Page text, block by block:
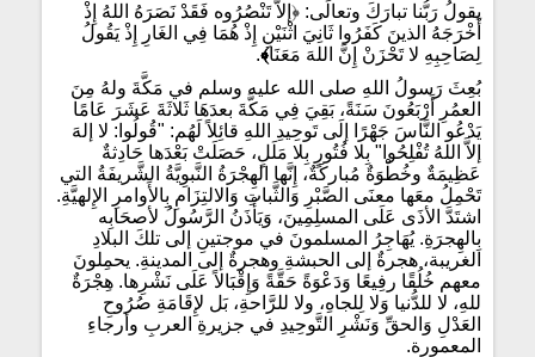
يقولُ رَبُّنا تبارَكَ وتعالَى: ﴿إلاَّ تَنْصُرُوه فَقَدْ نَصَرَهُ اللهُ إِذْ
أَخْرَجَهُ الذينَ كَفَرُوا ثَانِيَ اثْنَيْنِ إِذْ هُمَا فِي الغَارِ إِذْ يَقُولُ
لِصَاحِبِهِ لا تَحْزَنْ إِنَّ اللهَ مَعَنَا﴾.
بُعِثَ رَسولُ اللهِ صلى الله عليه وسلم في مَكَّةَ ولهُ مِنَ
العمُرِ أَرْبَعُونَ سَنَةً، بَقِيَ فِي مَكَّةَ بعدَهَا ثَلاثَةَ عَشَرَ عَامًا
يَدْعُو النَّاسَ جَهْرًا إلَى تَوحِيدِ اللهِ قائِلاً لَهُم: "قُولُوا: لا إلهَ
إلاَّ اللهُ تُفْلِحُوا" بِلا فُتُورٍ بِلا مَلَلٍ، حَصَلَتْ بَعْدَها حَادِثةٌ
عَظِيمَةٌ وخُطْوَةٌ مُباركَةٌ، إِنَّها الهِجْرَةُ النَّبوِيَّةُ الشَّريفَةُ التي
تَحْمِلُ معَها معنَى الصَّبْرِ وَالثَّباتِ وَالالتِزَامِ بِالأَوامرِ الإِلهيَّةِ.
اشتَدَّ الأذَى عَلَى المسلِمِينَ، وَيَأْذَنُ الرَّسُولُ لأصحَابِه
بِالهِجرَةِ. يُهَاجِرُ المسلمونَ في موجتينِ إلى تلكَ البلادِ
الغريبة، هجرةٌ إلى الحبشةِ وهجرةٌ إلى المدينةِ. يحمِلونَ
معهم خُلُقًا رفِيعًا وَدَعْوَةً حَقَّةً وَإِقْبَالاً عَلَى نَشْرِها. هِجْرَةٌ
للهِ، لا للدُّنيا وَلا لِلجاهِ، ولا للرَّاحةِ، بَل لإِقَامَةِ صُرُوحِ
العَدْلِ وَالحقِّ وَنَشْرِ التَّوحِيدِ في جزيرةِ العربِ وأرجاءِ
المعمورة.